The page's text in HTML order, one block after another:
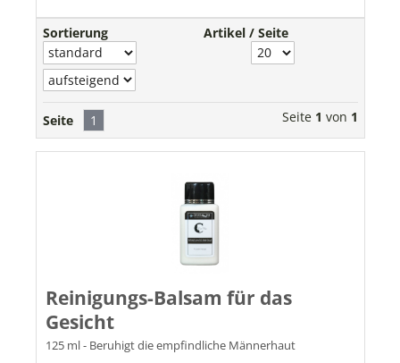
Sortierung Artikel / Seite
Seite 1 Seite 1 von 1
Reinigungs-Balsam für das
Gesicht
125 ml - Beruhigt die empfindliche Männerhaut